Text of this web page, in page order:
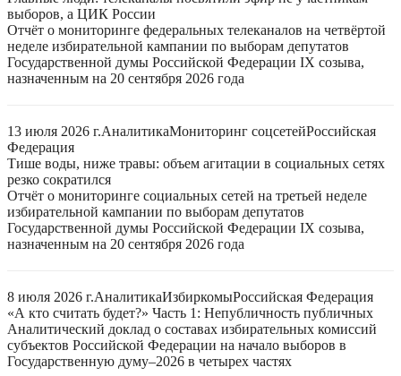
выборов, а ЦИК России
Отчёт о мониторинге федеральных телеканалов на четвёртой
неделе избирательной кампании по выборам депутатов
Государственной думы Российской Федерации IX созыва,
назначенным на 20 сентября 2026 года
13 июля 2026 г.АналитикаМониторинг соцсетейРоссийская
Федерация
Тише воды, ниже травы: объем агитации в социальных сетях
резко сократился
Отчёт о мониторинге социальных сетей на третьей неделе
избирательной кампании по выборам депутатов
Государственной думы Российской Федерации IX созыва,
назначенным на 20 сентября 2026 года
8 июля 2026 г.АналитикаИзбиркомыРоссийская Федерация
«А кто считать будет?» Часть 1: Непубличность публичных
Аналитический доклад о составах избирательных комиссий
субъектов Российской Федерации на начало выборов в
Государственную думу–2026 в четырех частях